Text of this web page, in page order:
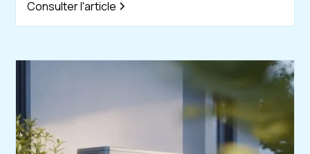
Consulter l'article